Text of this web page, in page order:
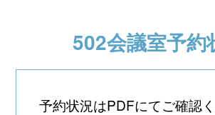
502会議室予約
予約状況はPDFにてご確認く